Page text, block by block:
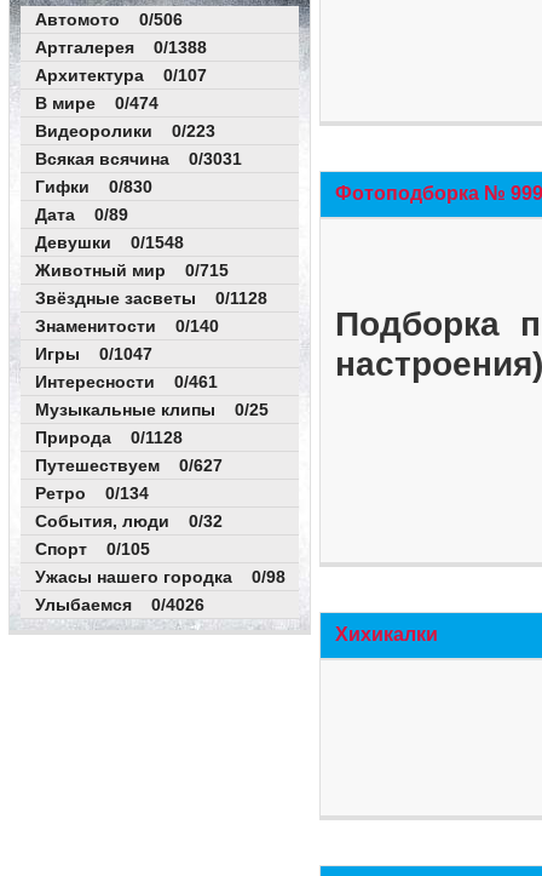
Автомото 0/506
Артгалерея 0/1388
Архитектура 0/107
В мире 0/474
Видеоролики 0/223
Всякая всячина 0/3031
Гифки 0/830
Дата 0/89
Девушки 0/1548
Животный мир 0/715
Звёздные засветы 0/1128
Знаменитости 0/140
Игры 0/1047
Интересности 0/461
Музыкальные клипы 0/25
Природа 0/1128
Путешествуем 0/627
Ретро 0/134
События, люди 0/32
Спорт 0/105
Ужасы нашего городка 0/98
Улыбаемся 0/4026
Фотоподборка №
Подборка
Хихикалки